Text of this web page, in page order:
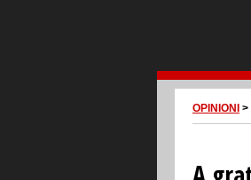
OPINIONI >